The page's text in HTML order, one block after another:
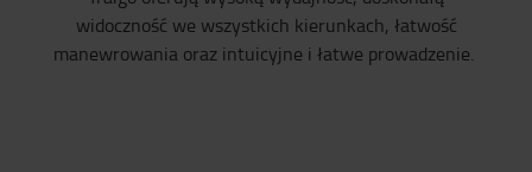
widoczność we wszystkich kierunkach, łatwość
manewrowania oraz intuicyjne i łatwe prowadzenie.